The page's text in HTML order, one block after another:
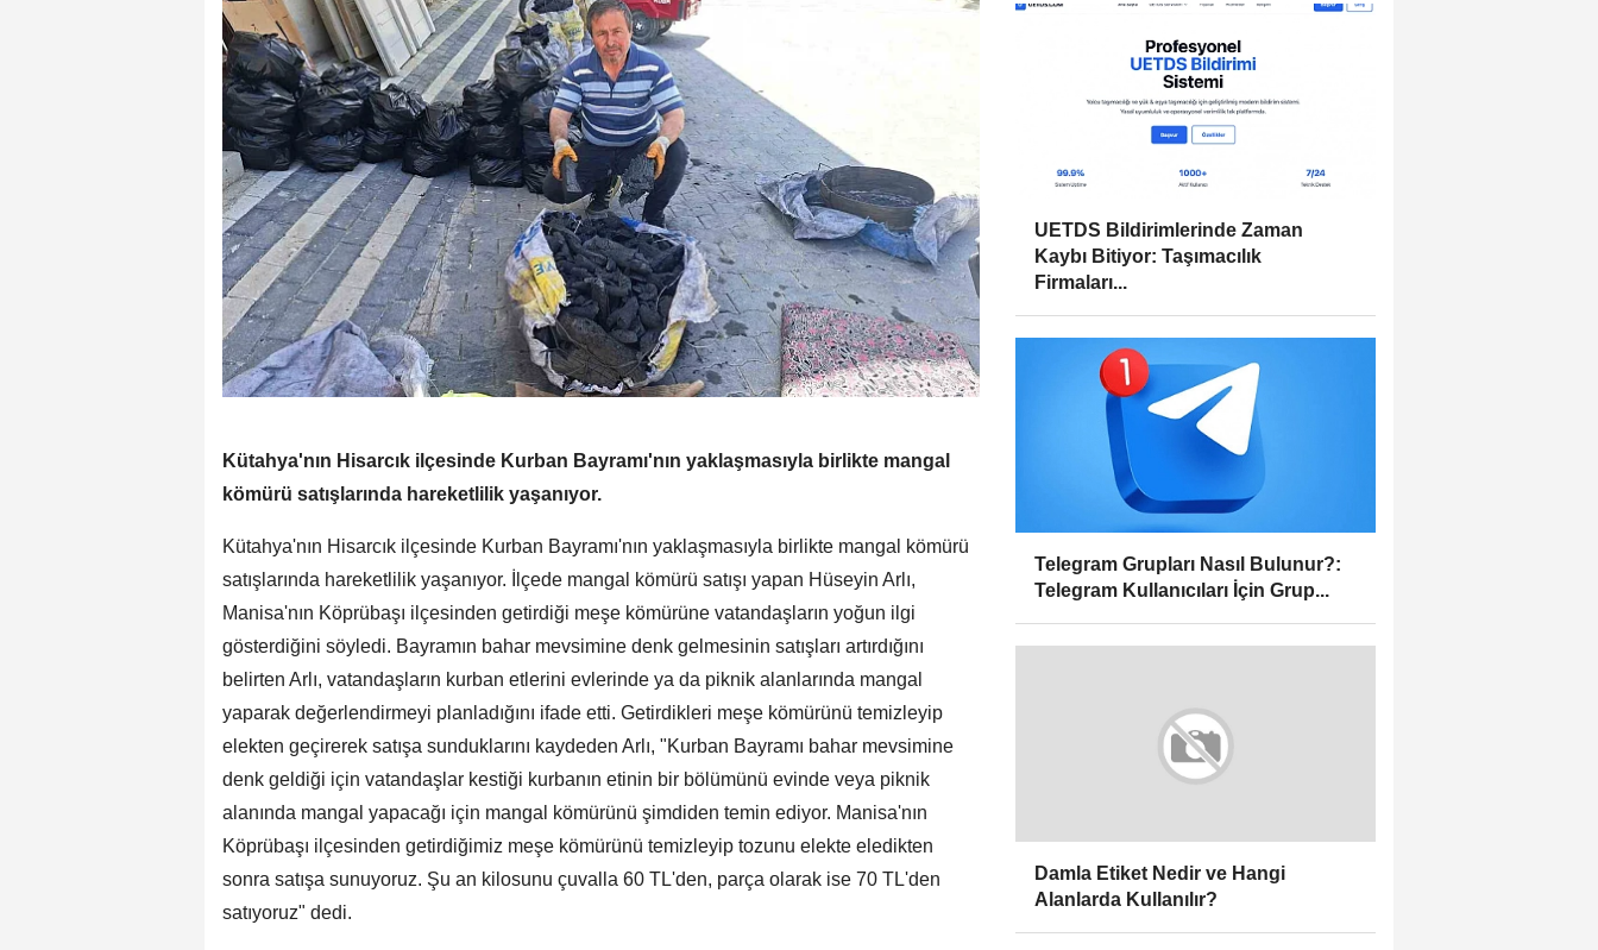
Kütahya'nın Hisarcık ilçesinde Kurban Bayramı'nın yaklaşmasıyla birlikte mangal
kömürü satışlarında hareketlilik yaşanıyor.
Kütahya'nın Hisarcık ilçesinde Kurban Bayramı'nın yaklaşmasıyla birlikte mangal kömürü
satışlarında hareketlilik yaşanıyor. İlçede mangal kömürü satışı yapan Hüseyin Arlı,
Manisa'nın Köprübaşı ilçesinden getirdiği meşe kömürüne vatandaşların yoğun ilgi
gösterdiğini söyledi. Bayramın bahar mevsimine denk gelmesinin satışları artırdığını
belirten Arlı, vatandaşların kurban etlerini evlerinde ya da piknik alanlarında mangal
yaparak değerlendirmeyi planladığını ifade etti. Getirdikleri meşe kömürünü temizleyip
elekten geçirerek satışa sunduklarını kaydeden Arlı, "Kurban Bayramı bahar mevsimine
denk geldiği için vatandaşlar kestiği kurbanın etinin bir bölümünü evinde veya piknik
alanında mangal yapacağı için mangal kömürünü şimdiden temin ediyor. Manisa'nın
Köprübaşı ilçesinden getirdiğimiz meşe kömürünü temizleyip tozunu elekte eledikten
sonra satışa sunuyoruz. Şu an kilosunu çuvalla 60 TL'den, parça olarak ise 70 TL'den
satıyoruz" dedi.
UETDS Bildirimlerinde Zaman
Kaybı Bitiyor: Taşımacılık
Firmaları...
Telegram Grupları Nasıl Bulunur?:
Telegram Kullanıcıları İçin Grup...
Damla Etiket Nedir ve Hangi
Alanlarda Kullanılır?